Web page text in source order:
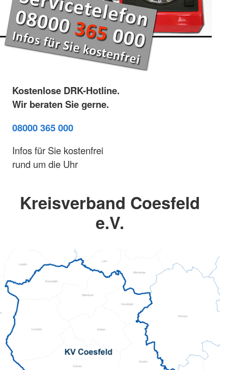
Kostenlose DRK-Hotline.
Wir beraten Sie gerne.
08000 365 000
Infos für Sie kostenfrei
rund um die Uhr
Kreisverband Coesfeld
e.V.